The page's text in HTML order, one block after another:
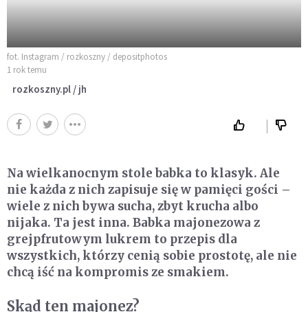
fot. Instagram / rozkoszny / depositphotos
1 rok temu
rozkoszny.pl / jh
Na wielkanocnym stole babka to klasyk. Ale
nie każda z nich zapisuje się w pamięci gości –
wiele z nich bywa sucha, zbyt krucha albo
nijaka. Ta jest inna. Babka majonezowa z
grejpfrutowym lukrem to przepis dla
wszystkich, którzy cenią sobie prostotę, ale nie
chcą iść na kompromis ze smakiem.
Skąd ten majonez?